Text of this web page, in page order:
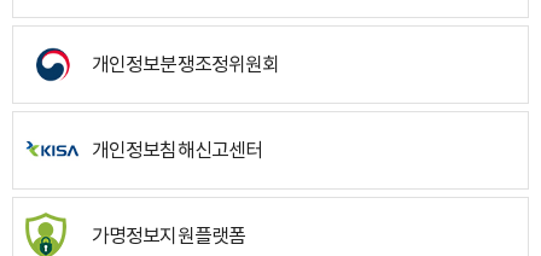
개인정보분쟁조정위원회
개인정보침해신고센터
가명정보지원플랫폼